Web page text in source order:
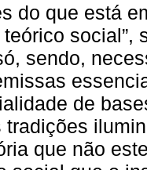
do que está
teórico
sendo,
de
que não